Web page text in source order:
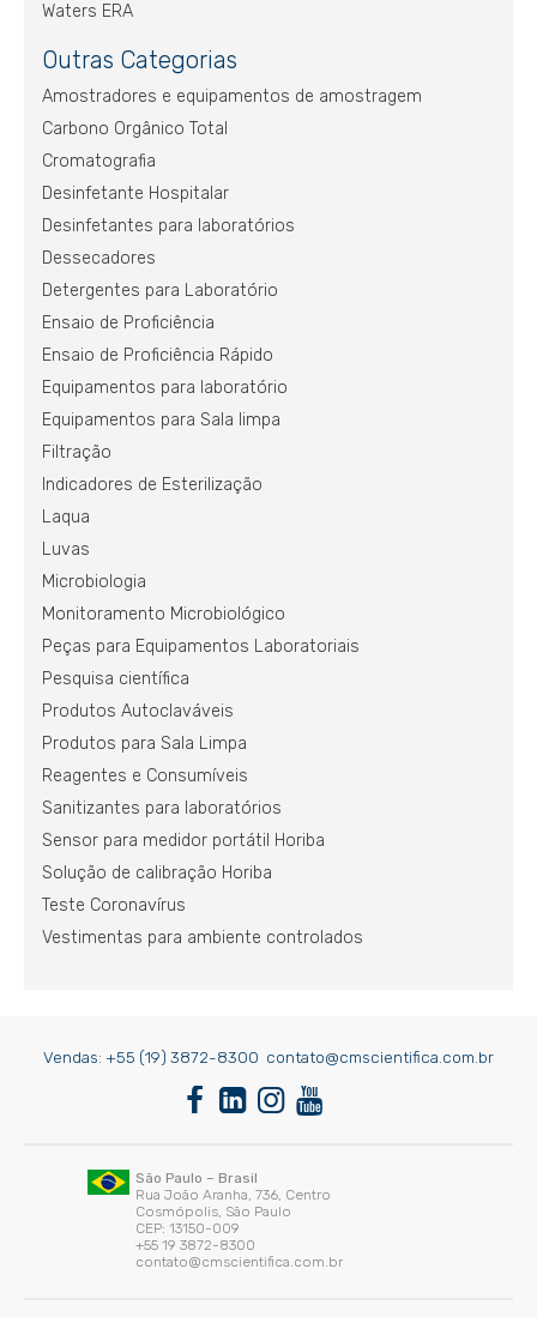
Waters ERA
Outras Categorias
Amostradores e equipamentos de amostragem
Carbono Orgânico Total
Cromatografia
Desinfetante Hospitalar
Desinfetantes para laboratórios
Dessecadores
Detergentes para Laboratório
Ensaio de Proficiência
Ensaio de Proficiência Rápido
Equipamentos para laboratório
Equipamentos para Sala limpa
Filtração
Indicadores de Esterilização
Laqua
Luvas
Microbiologia
Monitoramento Microbiológico
Peças para Equipamentos Laboratoriais
Pesquisa científica
Produtos Autoclaváveis
Produtos para Sala Limpa
Reagentes e Consumíveis
Sanitizantes para laboratórios
Sensor para medidor portátil Horiba
Solução de calibração Horiba
Teste Coronavírus
Vestimentas para ambiente controlados
Vendas: +55 (19) 3872-8300 contato@cmscientifica.com.br
São Paulo – Brasil
Rua João Aranha, 736, Centro
Cosmópolis, São Paulo
CEP: 13150-009
+55 19 3872-8300
contato@cmscientifica.com.br